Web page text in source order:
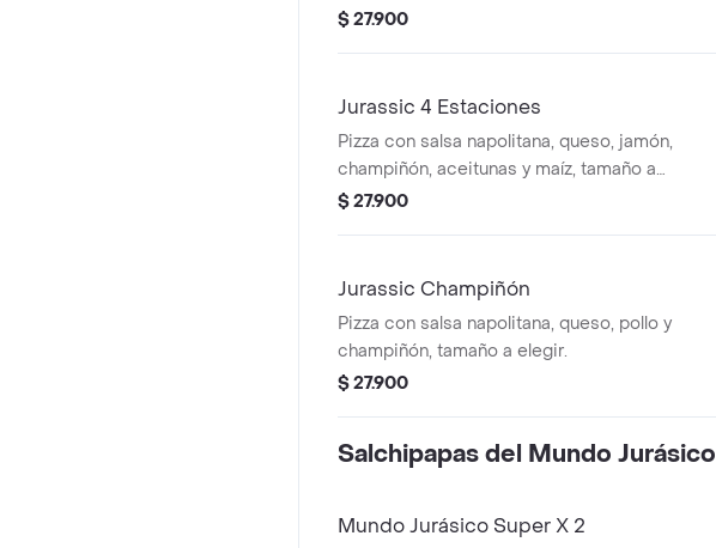
rúgula y balsámico, tamaño a elegir.
$ 27.900
Jurassic 4 Estaciones
Pizza con salsa napolitana, queso, jamón,
champiñón, aceitunas y maíz, tamaño a
elegir.
$ 27.900
Jurassic Champiñón
Pizza con salsa napolitana, queso, pollo y
champiñón, tamaño a elegir.
$ 27.900
Salchipapas del Mundo Jurásico
Mundo Jurásico Super X 2